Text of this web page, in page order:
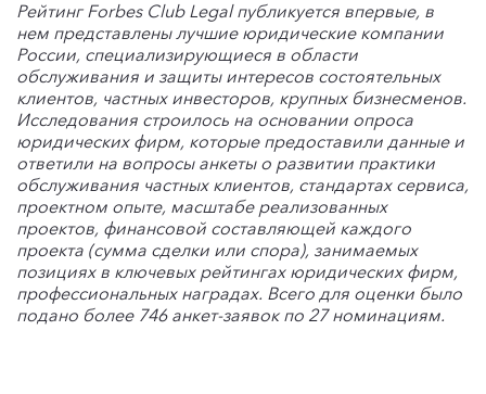
Рейтинг Forbes Club Legal публикуется впервые, в
нем представлены лучшие юридические компании
России, специализирующиеся в области
обслуживания и защиты интересов состоятельных
клиентов, частных инвесторов, крупных бизнесменов.
Исследования строилось на основании опроса
юридических фирм, которые предоставили данные и
ответили на вопросы анкеты о развитии практики
обслуживания частных клиентов, стандартах сервиса,
проектном опыте, масштабе реализованных
проектов, финансовой составляющей каждого
проекта (сумма сделки или спора), занимаемых
позициях в ключевых рейтингах юридических фирм,
профессиональных наградах. Всего для оценки было
подано более 746 анкет-заявок по 27 номинациям.